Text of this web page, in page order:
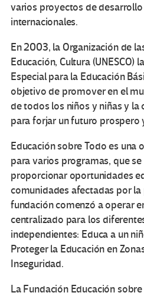
varios proyectos de desarrollo
internacionales.
En 2003, la Organización de
Educación, Cultura (UNESCO)
Especial para la Educación
objetivo de promover en el
de todos los niños y niñas y la
para forjar un futuro prospero
Educación sobre Todo es una
para varios programas, que
proporcionar oportunidades
comunidades afectadas por la
fundación comenzó a operar
centralizado para los
independientes: Educa a un
Proteger la Educación en
Inseguridad.
La Fundación Educación